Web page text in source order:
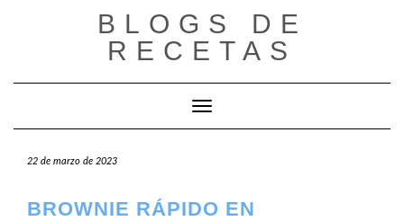
BLOGS DE
RECETAS
Cambiar modo de navegación
22 de marzo de 2023
BROWNIE RÁPIDO EN